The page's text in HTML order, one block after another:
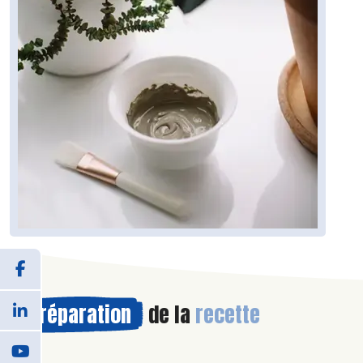
Préparation de la recette